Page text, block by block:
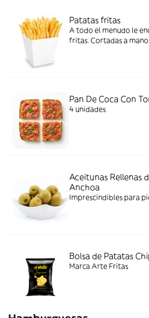
Patatas fritas
A todo el menudo le
fritas. Cortadas a
Pan De Coca Con
4 unidades
Aceitunas Rellenas
Anchoa
Imprescindibles para
Bolsa de Patatas
Marca Arte Fritas